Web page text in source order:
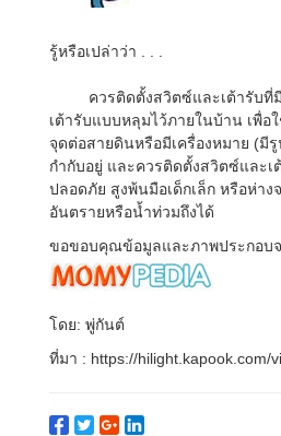
รู้หรือเปล่าว่า . . .
ควรติดตั้งสวิตซ์และเต้ารับที่มี
เต้ารับแบบหลุมไว้ภายในบ้าน เพื่อ
จุดต่อสายดินหรือมีเครื่องหมาย (มีรู
กำกับอยู่ และควรติดตั้งสวิตซ์และ
ปลอดภัย สูงพ้นมือเด็กเล็ก หรือห่าง
อันตรายหรือน้ำท่วมถึงได้
ขอขอบคุณข้อมูลและภาพประกอบ
โดย: พู่กันต์
ที่มา : https://hilight.kapook.com/